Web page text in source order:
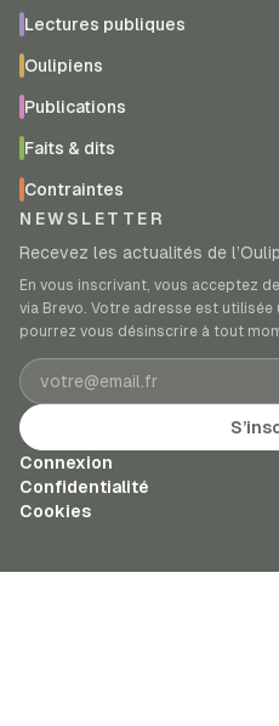
Lectures publiques
Oulipiens
Publications
Faits & dits
Contraintes
NEWSLETTER
Recevez les actualités de
En vous inscrivant, vous acceptez
via Brevo. Votre adresse est
pourrez vous désinscrire à tout
Adresse e-mail
Connexion
Confidentialité
Cookies